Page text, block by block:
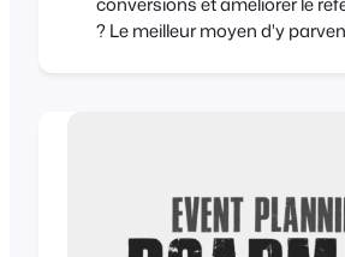
? Le meilleur moyen d'y
des pages est également un
classement important